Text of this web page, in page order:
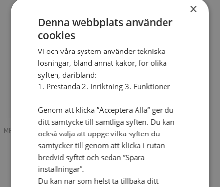
Mobile box
Kontakt
Tidning
Annonsera
Hitta församling
Press
SAU
Lediga tjänster
Sommargårdar
MENU
MENU
Search mobile
English
Hej! Vad söker du?
Kontakt
Kalender
×
Denna webbplats använder
cookies
Vi och våra system använder tekniska
lösningar, bland annat kakor, för olika
syften, däribland:
1. Prestanda 2. Inriktning 3. Funktioner
Genom att klicka ”Acceptera Alla” ger du
ditt samtycke till samtliga syften. Du kan
också välja att uppge vilka syften du
samtycker till genom att klicka i rutan
bredvid syftet och sedan ”Spara
inställningar”.
Du kan när som helst ta tillbaka ditt